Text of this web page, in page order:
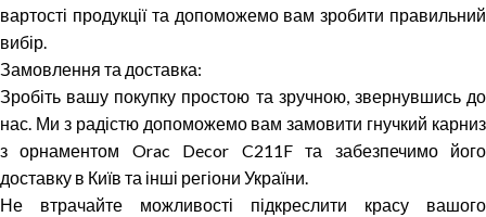
вартості продукції та допоможемо вам зробити правильний
вибір.
Замовлення та доставка:
Зробіть вашу покупку простою та зручною, звернувшись до
нас. Ми з радістю допоможемо вам замовити гнучкий карниз
з орнаментом Orac Decor C211F та забезпечимо його
доставку в Київ та інші регіони України.
Не втрачайте можливості підкреслити красу вашого